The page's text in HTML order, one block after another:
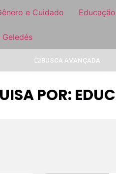
e Cuidado
Geledés
BUSCA AVANÇADA
POR: